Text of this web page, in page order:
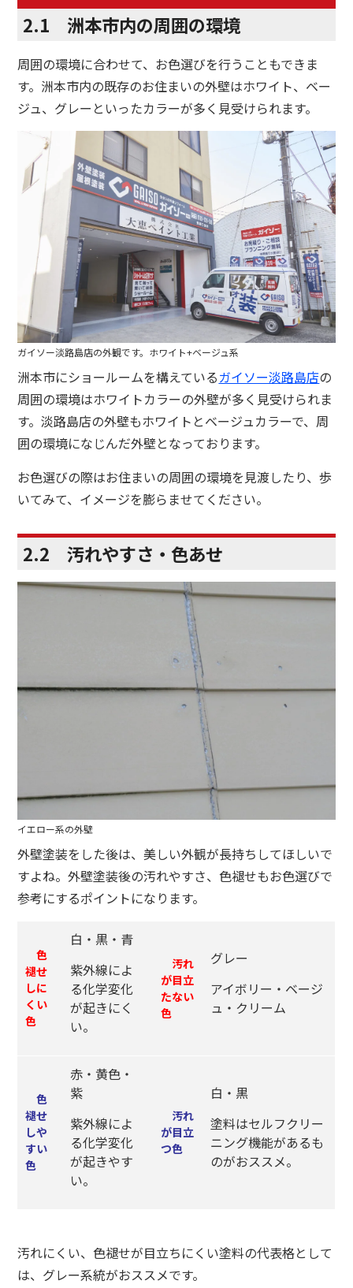
2.1 洲本市内の周囲の環境
周囲の環境に合わせて、お色選びを行うこともできま
す。洲本市内の既存のお住まいの外壁はホワイト、ベー
ジュ、グレーといったカラーが多く見受けられます。
ガイソー淡路島店の外観です。ホワイト+ベージュ系
洲本市にショールームを構えているガイソー淡路島店の
周囲の環境はホワイトカラーの外壁が多く見受けられま
す。淡路島店の外壁もホワイトとベージュカラーで、周
囲の環境になじんだ外壁となっております。
お色選びの際はお住まいの周囲の環境を見渡したり、歩
いてみて、イメージを膨らませてください。
2.2 汚れやすさ・色あせ
イエロー系の外壁
外壁塗装をした後は、美しい外観が長持ちしてほしいで
すよね。外壁塗装後の汚れやすさ、色褪せもお色選びで
参考にするポイントになります。
色
褪せ
しに
くい
色
白・黒・青
紫外線によ
る化学変化
が起きにく
い。
汚れ
が目立
たない
色
グレー
アイボリー・ベージ
ュ・クリーム
色
褪せ
しや
すい
色
赤・黄色・
紫
紫外線によ
る化学変化
が起きやす
い。
汚れ
が目立
つ色
白・黒
塗料はセルフクリー
ニング機能があるも
のがおススメ。
汚れにくい、色褪せが目立ちにくい塗料の代表格として
は、グレー系統がおススメです。